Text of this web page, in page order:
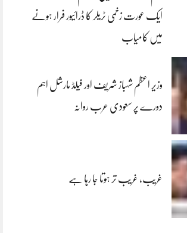
ایک عورت زخمی ٹریلر کا ڈرائیور فرار ہونے
میں کامیاب
وزیر اعظم شہباز شریف اور فیلڈ مارشل اہم
دورے پر سعودی عرب روانہ
غریب، غریب تر ہوتا جا رہا ہے